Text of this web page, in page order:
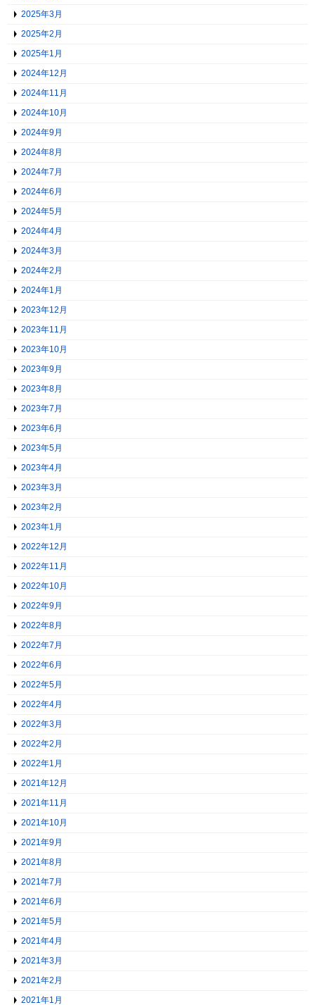
2025年3月
2025年2月
2025年1月
2024年12月
2024年11月
2024年10月
2024年9月
2024年8月
2024年7月
2024年6月
2024年5月
2024年4月
2024年3月
2024年2月
2024年1月
2023年12月
2023年11月
2023年10月
2023年9月
2023年8月
2023年7月
2023年6月
2023年5月
2023年4月
2023年3月
2023年2月
2023年1月
2022年12月
2022年11月
2022年10月
2022年9月
2022年8月
2022年7月
2022年6月
2022年5月
2022年4月
2022年3月
2022年2月
2022年1月
2021年12月
2021年11月
2021年10月
2021年9月
2021年8月
2021年7月
2021年6月
2021年5月
2021年4月
2021年3月
2021年2月
2021年1月